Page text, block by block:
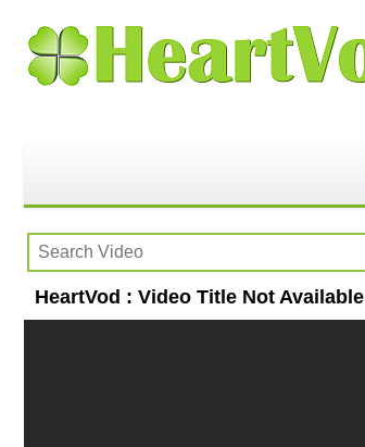
HeartVod : Video Title Not Available